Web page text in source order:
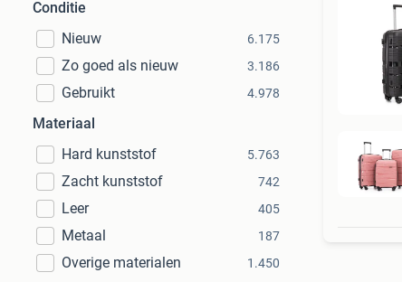
Conditie
Nieuw
6.175
Zo goed als nieuw 3.186
Gebruikt 4.978
Materiaal
Hard kunststof
5.763
Zacht kunststof 742
Leer 405
Metaal 187
Overige materialen 1.450